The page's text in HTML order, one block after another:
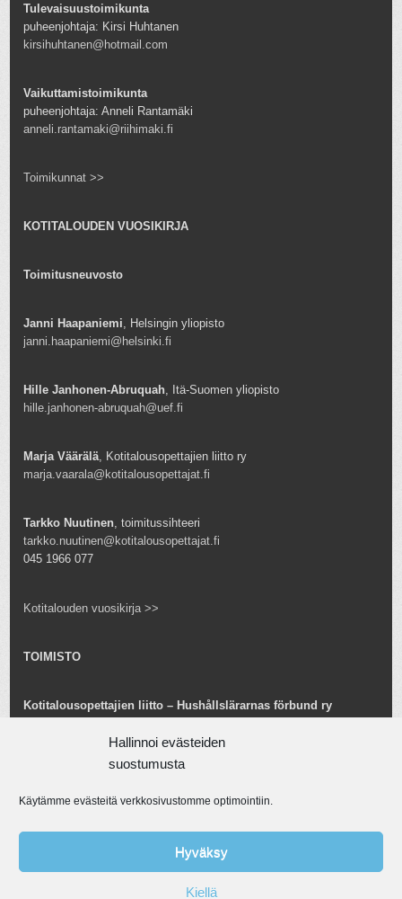
Hallinnoi evästeiden
suostumusta
Käytämme evästeitä verkkosivustomme optimointiin.
Hyväksy
Kiellä
Tulevaisuustoimikunta
puheenjohtaja: Kirsi Huhtanen
kirsihuhtanen@hotmail.com
Vaikuttamistoimikunta
puheenjohtaja: Anneli Rantamäki
anneli.rantamaki@riihimaki.fi
Toimikunnat >>
KOTITALOUDEN VUOSIKIRJA
Toimitusneuvosto
Janni Haapaniemi, Helsingin yliopisto
janni.haapaniemi@helsinki.fi
Hille Janhonen-Abruquah, Itä-Suomen yliopisto
hille.janhonen-abruquah@uef.fi
Marja Väärälä, Kotitalousopettajien liitto ry
marja.vaarala@kotitalousopettajat.fi
Tarkko Nuutinen, toimitussihteeri
tarkko.nuutinen@kotitalousopettajat.fi
045 1966 077
Kotitalouden vuosikirja >>
TOIMISTO
Kotitalousopettajien liitto – Hushållslärarnas förbund ry
toimisto@kotitalousopettajat.fi
Tarkko Nuutinen